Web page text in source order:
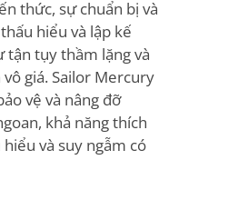
thức, sự chuẩn bị và
hiểu và lập kế
tận tụy thầm lặng và
giá. Sailor Mercury
vệ và nâng đỡ
khả năng thích
và suy ngẫm có